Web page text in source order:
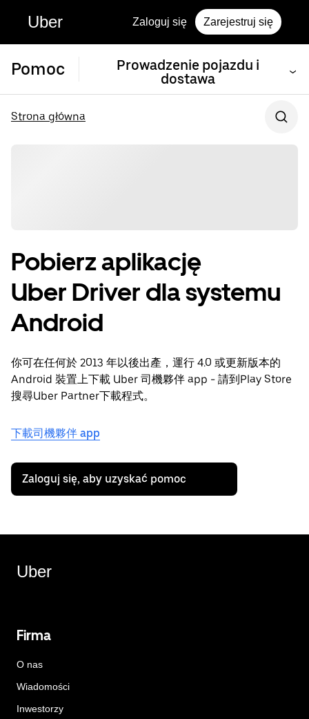
Uber Zaloguj się Zarejestruj się
Pomoc
Prowadzenie pojazdu i
dostawa
Strona główna
Pobierz aplikację
Uber Driver dla systemu
Android
你可在任何於 2013 年以後出產，運行 4.0 或更新版本的
Android 裝置上下載 Uber 司機夥伴 app - 請到Play Store
搜尋Uber Partner下載程式。
下載司機夥伴 app
Zaloguj się, aby uzyskać pomoc
Uber
Firma
O nas
Wiadomości
Inwestorzy